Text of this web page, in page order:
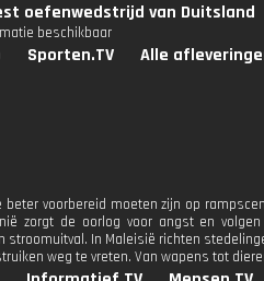
oefenwedstrijd van Duitsland
beschikbaar
Sporten.TV Alle
beter voorbereid moeten zijn op
zorgt de oorlog voor angst en
stroomuitval. In Maleisië richten
weg te vreten. Van wapens tot